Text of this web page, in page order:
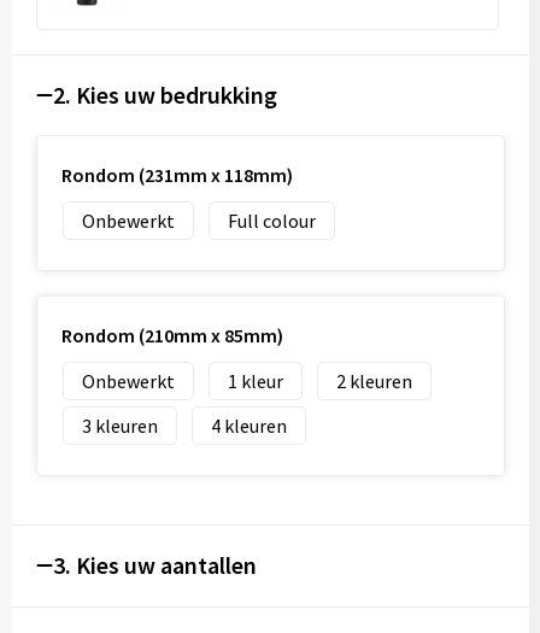
2. Kies uw bedrukking
Rondom (231mm x 118mm)
Onbewerkt
Full colour
Rondom (210mm x 85mm)
Onbewerkt
1
2
3
4
3. Kies uw aantallen